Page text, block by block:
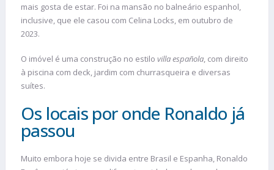
mais gosta de estar. Foi na mansão no balneário espanhol,
inclusive, que ele casou com Celina Locks, em outubro de
2023.
O imóvel é uma construção no estilo villa española, com direito
à piscina com deck, jardim com churrasqueira e diversas
suítes.
Os locais por onde Ronaldo já
passou
Muito embora hoje se divida entre Brasil e Espanha, Ronaldo